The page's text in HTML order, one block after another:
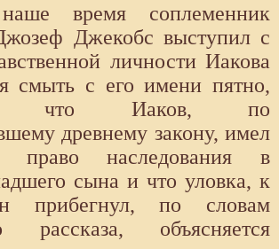
время соплеменник
Джекобс выступил с
личности Иакова
смыть с его имени пятно,
что Иаков, по
древнему закону, имел
право наследования в
сына и что уловка, к
прибегнул, по словам
рассказа, объясняется